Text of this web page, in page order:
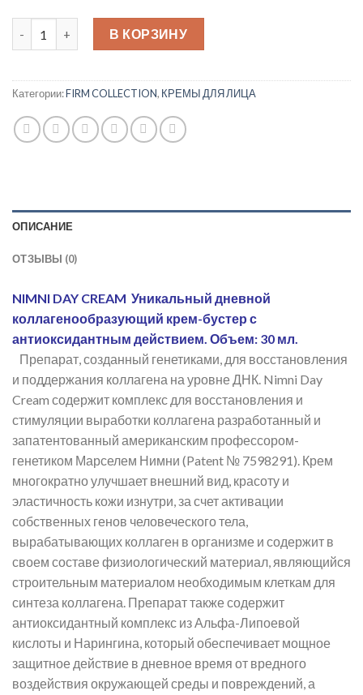
Количество товара NIMNI DAY CREAM 30мл Уникальный
В КОРЗИНУ
Категории:FIRM COLLECTION, КРЕМЫ ДЛЯ ЛИЦА
ОПИСАНИЕ
ОТЗЫВЫ (0)
NIMNI DAY CREAM Уникальный дневной
коллагенообразующий крем-бустер с
антиоксидантным действием. Объем: 30 мл.
Препарат, созданный генетиками, для восстановления
и поддержания коллагена на уровне ДНК. Nimni Day
Cream содержит комплекс для восстановления и
стимуляции выработки коллагена разработанный и
запатентованный американским профессором-
генетиком Марселем Нимни (Patent № 7598291). Крем
многократно улучшает внешний вид, красоту и
эластичность кожи изнутри, за счет активации
собственных генов человеческого тела,
вырабатывающих коллаген в организме и содержит в
своем составе физиологический материал, являющийся
строительным материалом необходимым клеткам для
синтеза коллагена. Препарат также содержит
антиоксидантный комплекс из Альфа-Липоевой
кислоты и Нарингина, который обеспечивает мощное
защитное действие в дневное время от вредного
воздействия окружающей среды и повреждений, а